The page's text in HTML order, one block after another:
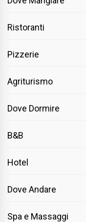
Ristoranti
Pizzerie
Agriturismo
Dove Dormire
B&B
Hotel
Dove Andare
Spa e Massaggi